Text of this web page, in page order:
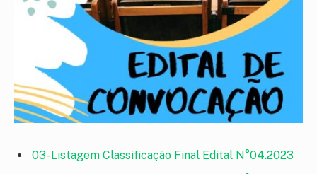
03- Listagem Classificação Final Edital N°04.2023